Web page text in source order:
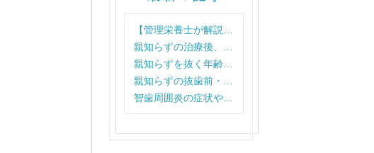
【管理栄養士が解説…
親知らずの治療後、…
親知らずを抜く年齢…
親知らずの抜歯前・…
智歯周囲炎の症状や…